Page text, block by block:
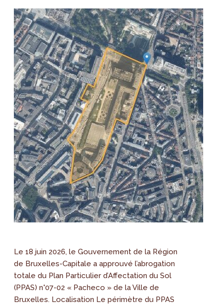
Le 18 juin 2026, le Gouvernement de la Région
de Bruxelles-Capitale a approuvé l’abrogation
totale du Plan Particulier d’Affectation du Sol
(PPAS) n°07-02 « Pacheco » de la Ville de
Bruxelles. Localisation Le périmètre du PPAS